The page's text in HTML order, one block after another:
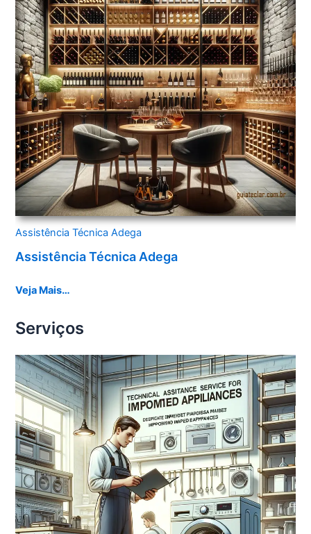
Assistência Técnica Adega
Assistência Técnica Adega
Veja Mais…
Serviços